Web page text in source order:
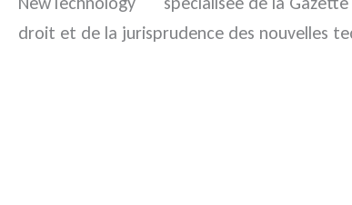
droit et de la jurisprudence des nouvelles